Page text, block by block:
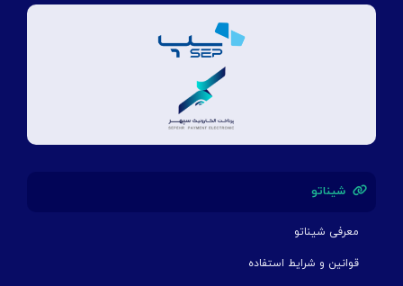
شیناتو
معرفی شیناتو
قوانین و شرایط استفاده